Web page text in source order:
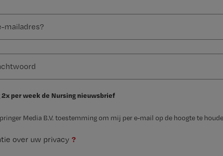
2x per week de Nursing nieuwsbrief
Media B.V. toestemming om mij per e-mail op de hoogte te
over uw privacy ?